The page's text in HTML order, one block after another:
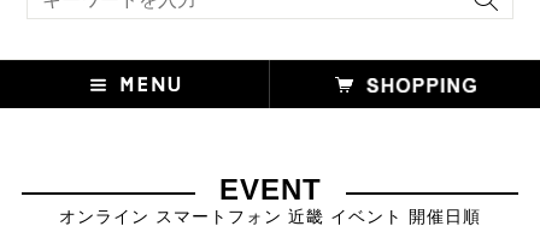
EVENT
オンライン スマートフォン 近畿 イベント 開催日順